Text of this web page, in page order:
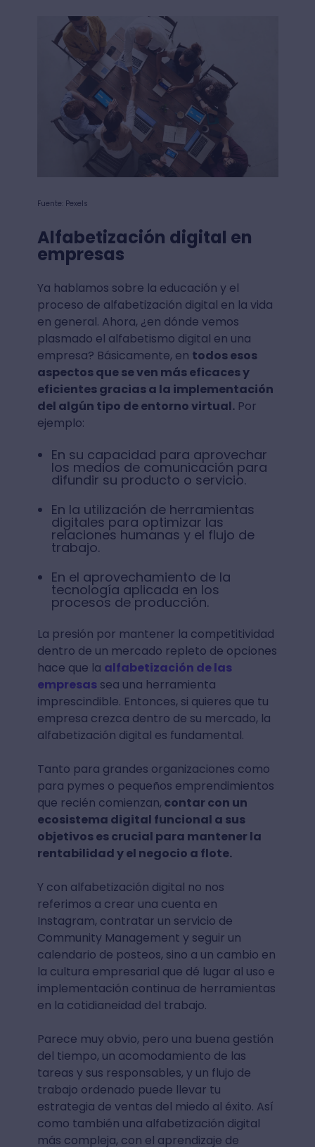
Fuente: Pexels
Alfabetización digital en
empresas
Ya hablamos sobre la educación y el
proceso de alfabetización digital en la vida
en general. Ahora, ¿en dónde vemos
plasmado el alfabetismo digital en una
empresa? Básicamente, en todos esos
aspectos que se ven más eficaces y
eficientes gracias a la implementación
del algún tipo de entorno virtual.Por
ejemplo:
En su capacidad para aprovechar
los medios de comunicación para
difundir su producto o servicio.
En la utilización de herramientas
digitales para optimizar las
relaciones humanas y el flujo de
trabajo.
En el aprovechamiento de la
tecnología aplicada en los
procesos de producción.
La presión por mantener la competitividad
dentro de un mercado repleto de opciones
hace que la alfabetización de las
empresassea una herramienta
imprescindible. Entonces, si quieres que tu
empresa crezca dentro de su mercado, la
alfabetización digital es fundamental.
Tanto para grandes organizaciones como
para pymes o pequeños emprendimientos
que recién comienzan, contar con un
ecosistema digital funcional a sus
objetivos es crucial para mantener la
rentabilidad y el negocio a flote.
Y con alfabetización digital no nos
referimos a crear una cuenta en
Instagram, contratar un servicio de
Community Management y seguir un
calendario de posteos, sino a un cambio en
la cultura empresarial que dé lugar al uso e
implementación continua de herramientas
en la cotidianeidad del trabajo.
Parece muy obvio, pero una buena gestión
del tiempo, un acomodamiento de las
tareas y sus responsables, y un flujo de
trabajo ordenado puede llevar tu
estrategia de ventas del miedo al éxito. Así
como también una alfabetización digital
más compleja, con el aprendizaje de